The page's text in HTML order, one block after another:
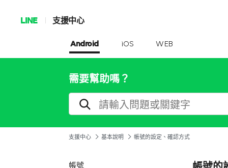
LINE 支援中心
Android iOS WEB
需要幫助嗎？
支援中心 基本說明 帳號的設定、確認方式
帳號